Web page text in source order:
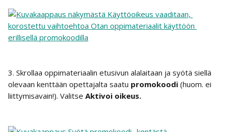
3. Skrollaa oppimateriaalin etusivun alalaitaan ja syötä siellä
olevaan kenttään opettajalta saatu promokoodi (huom. ei
liittymisavain!). Valitse Aktivoi oikeus.